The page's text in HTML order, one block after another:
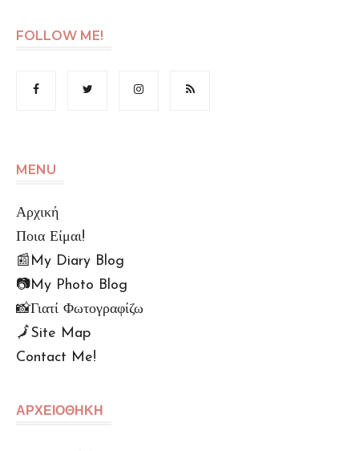
FOLLOW ME!
MENU
Αρχική
Ποια Είμαι!
📰My Diary Blog
📷My Photo Blog
📸Γιατί Φωτογραφίζω
🗾Site Map
Contact Me!
Πολu. Απορρήτου (GDPR)
ΑΡΧΕΙΟΘΗΚΗ